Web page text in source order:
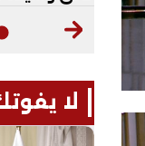
لا